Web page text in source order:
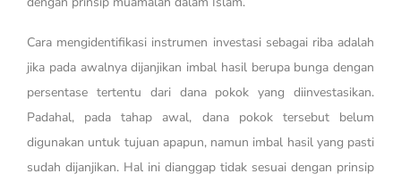
Cara mengidentifikasi instrumen investasi sebagai riba adalah
jika pada awalnya dijanjikan imbal hasil berupa bunga dengan
persentase tertentu dari dana pokok yang diinvestasikan.
Padahal, pada tahap awal, dana pokok tersebut belum
digunakan untuk tujuan apapun, namun imbal hasil yang pasti
sudah dijanjikan. Hal ini dianggap tidak sesuai dengan prinsip